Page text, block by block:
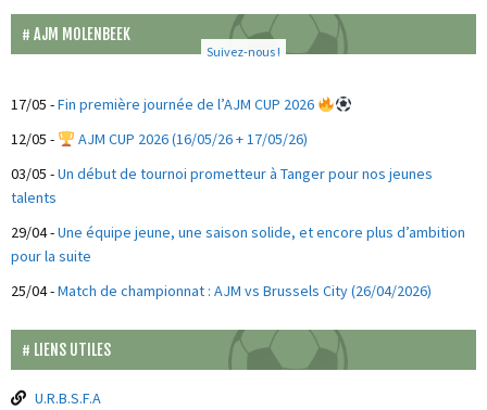
AJM MOLENBEEK
Suivez-nous !
17/05 -Fin première journée de l’AJM CUP 2026
12/05 -
AJM CUP 2026 (16/05/26 + 17/05/26)
03/05 -Un début de tournoi prometteur à Tanger pour nos jeunes
talents
29/04-Une équipe jeune, une saison solide, et encore plus d’ambition
pour la suite
25/04-Match de championnat : AJM vs Brussels City (26/04/2026)
LIENS UTILES
U.R.B.S.F.A